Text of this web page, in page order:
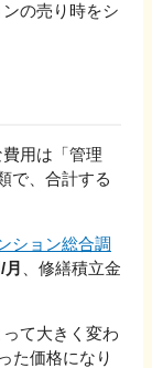
の売り時をシ
用は「管理
で、合計する
ション総合調
、修繕積立金
て大きく変わ
た価格になり